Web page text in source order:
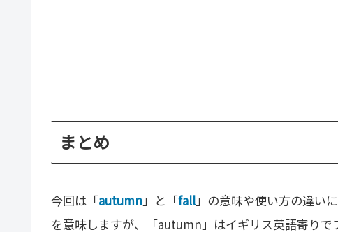
まとめ
今回は「autumn」と「fall」の意味や使い方の違い
を意味しますが、「autumn」はイギリス英語寄り